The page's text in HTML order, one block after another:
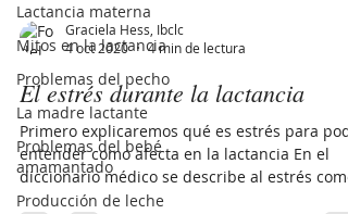
Lactancia materna
Mitos en la lactancia
Problemas del pecho
La madre lactante
Problemas del bebé
amamantado
Producción de leche
Graciela Hess, Ibclc
4 oct 2020
4 min de lectura
El estrés durante la lactancia
Primero explicaremos qué es estrés para
entender como afecta en la lactancia En el
diccionario médico se describe al estrés como
un...